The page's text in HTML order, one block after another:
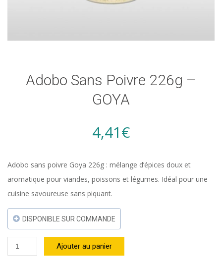
Adobo Sans Poivre 226g –
GOYA
4,41€
Adobo sans poivre Goya 226g : mélange d’épices doux et
aromatique pour viandes, poissons et légumes. Idéal pour une
cuisine savoureuse sans piquant.
DISPONIBLE SUR COMMANDE
quantité
de
Ajouter au panier